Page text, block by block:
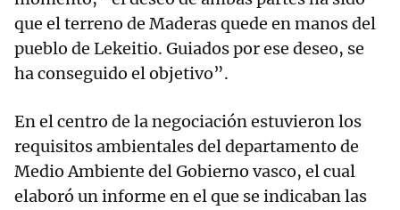
que el terreno de Maderas quede en manos del
pueblo de Lekeitio. Guiados por ese deseo, se
ha conseguido el objetivo”.
En el centro de la negociación estuvieron los
requisitos ambientales del departamento de
Medio Ambiente del Gobierno vasco, el cual
elaboró un informe en el que se indicaban las